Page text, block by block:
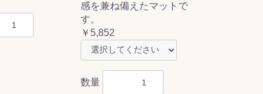
感を兼ね備えたマットで
す。
￥5,852
数量